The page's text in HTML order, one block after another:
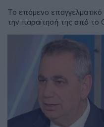
Το επόμενο
την παραίτησή της από το